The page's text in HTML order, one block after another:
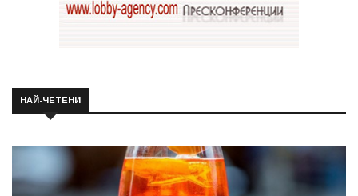
НАЙ-ЧЕТЕНИ